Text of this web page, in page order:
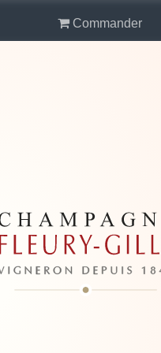
Commander